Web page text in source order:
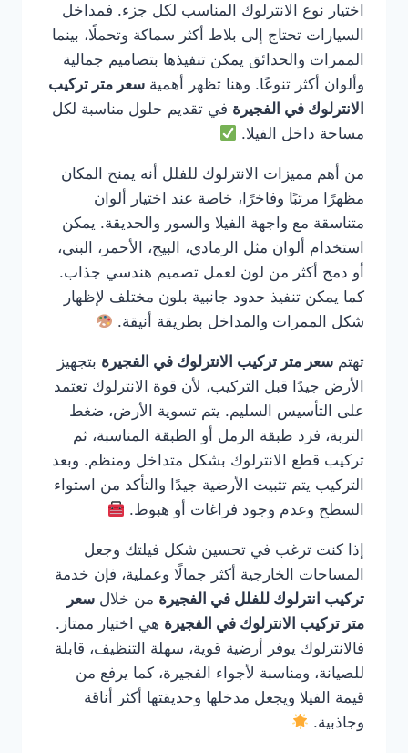
اختيار نوع الانترلوك المناسب لكل جزء. فمداخل
السيارات تحتاج إلى بلاط أكثر سماكة وتحملًا، بينما
الممرات والحدائق يمكن تنفيذها بتصاميم جمالية
وألوان أكثر تنوعًا. وهنا تظهر أهمية سعر متر تركيب
الانترلوك في الفجيرة في تقديم حلول مناسبة لكل
مساحة داخل الفيلا.
من أهم مميزات الانترلوك للفلل أنه يمنح المكان
مظهرًا مرتبًا وفاخرًا، خاصة عند اختيار ألوان
متناسقة مع واجهة الفيلا والسور والحديقة. يمكن
استخدام ألوان مثل الرمادي، البيج، الأحمر، البني،
أو دمج أكثر من لون لعمل تصميم هندسي جذاب.
كما يمكن تنفيذ حدود جانبية بلون مختلف لإظهار
شكل الممرات والمداخل بطريقة أنيقة.
تهتم سعر متر تركيب الانترلوك في الفجيرة بتجهيز
الأرض جيدًا قبل التركيب، لأن قوة الانترلوك تعتمد
على التأسيس السليم. يتم تسوية الأرض، ضغط
التربة، فرد طبقة الرمل أو الطبقة المناسبة، ثم
تركيب قطع الانترلوك بشكل متداخل ومنظم. وبعد
التركيب يتم تثبيت الأرضية جيدًا والتأكد من استواء
السطح وعدم وجود فراغات أو هبوط.
إذا كنت ترغب في تحسين شكل فيلتك وجعل
المساحات الخارجية أكثر جمالًا وعملية، فإن خدمة
تركيب انترلوك للفلل في الفجيرة من خلال سعر
متر تركيب الانترلوك في الفجيرة هي اختيار ممتاز.
فالانترلوك يوفر أرضية قوية، سهلة التنظيف، قابلة
للصيانة، ومناسبة لأجواء الفجيرة، كما يرفع من
قيمة الفيلا ويجعل مدخلها وحديقتها أكثر أناقة
وجاذبية.